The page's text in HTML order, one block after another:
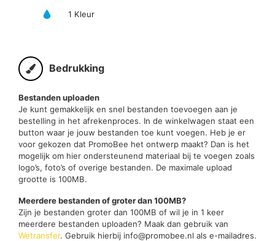
1 Kleur
Bedrukking
Bestanden uploaden
Je kunt gemakkelijk en snel bestanden toevoegen aan je
bestelling in het afrekenproces. In de winkelwagen staat een
button waar je jouw bestanden toe kunt voegen. Heb je er
voor gekozen dat PromoBee het ontwerp maakt? Dan is het
mogelijk om hier ondersteunend materiaal bij te voegen zoals
logo’s, foto’s of overige bestanden. De maximale upload
grootte is 100MB.
Meerdere bestanden of groter dan 100MB?
Zijn je bestanden groter dan 100MB of wil je in 1 keer
meerdere bestanden uploaden? Maak dan gebruik van
Wetransfer. Gebruik hierbij info@promobee.nl als e-mailadres.